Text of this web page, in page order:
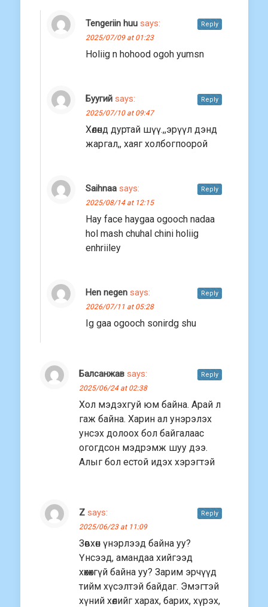
Tengeriin huu says:
2025/07/09 at 01:23
Holiig n hohood ogoh yumsn
Reply
Буугий says:
2025/07/10 at 09:47
Хөлөнд дуртай шүү.,,эрүүл дэнд
жаргал,, хаяг холбогпоорой
Reply
Saihnaa says:
2025/08/14 at 12:15
Hay face haygaa ogooch nadaa
hol mash chuhal chini holiig
enhriiley
Reply
Hen negen says:
2026/07/11 at 05:28
Ig gaa ogooch sonirdg shu
Reply
Балсанжав says:
2025/06/24 at 02:38
Хол мэдэхгуй юм байна. Арай л
гаж байна. Харин ал унэрэлэх
унсэх долоох бол байгалаас
огогдсон мэдрэмж шуу дээ.
Алыг бол естой идэх хэрэгтэй
Reply
Z says:
2025/06/23 at 11:09
Зөвхөн үнэрлээд байна уу?
Үнсээд, амандаа хийгээд
хөхөхгүй байна уу? Зарим эрчүүд
тийм хүсэлтэй байдаг. Эмэгтэй
хүний хөлийг харах, барих, хүрэх,
Reply